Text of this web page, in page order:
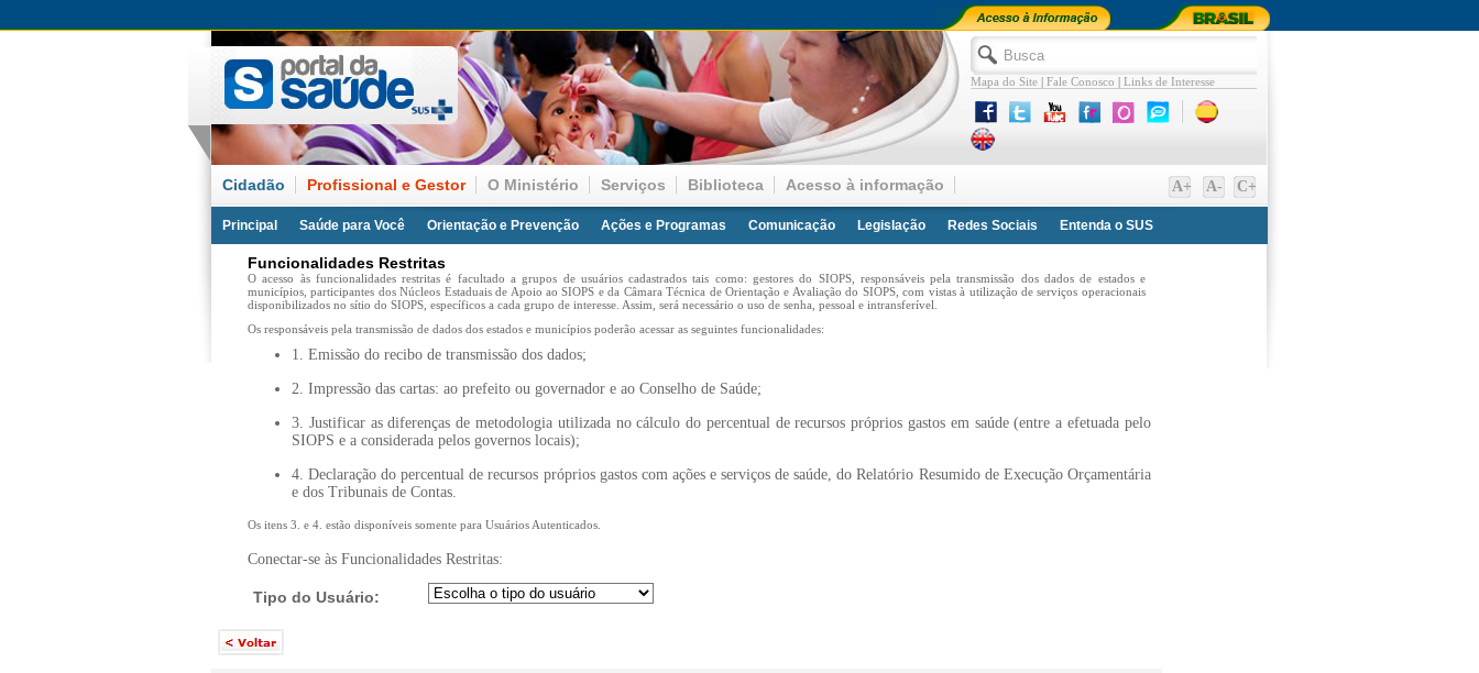
A+ A- C+
Mapa do Site | Fale Conosco | Links de Interesse
Cidadão
Principal Saúde para Você Orientação e Prevenção Ações e Programas Comunicação Legislação Redes Sociais Entenda o SUS
Profissional e Gestor O Ministério Serviços Biblioteca Acesso à informação
Funcionalidades Restritas
O acesso às funcionalidades restritas é facultado a grupos de usuários cadastrados tais como: gestores do SIOPS, responsáveis pela transmissão dos dados de estados e
municípios, participantes dos Núcleos Estaduais de Apoio ao SIOPS e da Câmara Técnica de Orientação e Avaliação do SIOPS, com vistas à utilização de serviços operacionais
disponibilizados no sítio do SIOPS, específicos a cada grupo de interesse. Assim, será necessário o uso de senha, pessoal e intransferível.
Os responsáveis pela transmissão de dados dos estados e municípios poderão acessar as seguintes funcionalidades:
1. Emissão do recibo de transmissão dos dados;
2. Impressão das cartas: ao prefeito ou governador e ao Conselho de Saúde;
3. Justificar as diferenças de metodologia utilizada no cálculo do percentual de recursos próprios gastos em saúde (entre a efetuada pelo
SIOPS e a considerada pelos governos locais);
4. Declaração do percentual de recursos próprios gastos com ações e serviços de saúde, do Relatório Resumido de Execução Orçamentária
e dos Tribunais de Contas.
Os itens 3. e 4. estão disponíveis somente para Usuários Autenticados.
Conectar-se às Funcionalidades Restritas:
Tipo do Usuário: